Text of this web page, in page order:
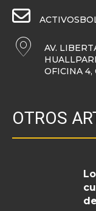
AV.
OFICINA 4,
OTROS